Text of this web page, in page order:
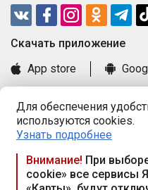
Для обеспечения
используются cookies.
Узнать подробнее
Внимание! При
cookie» все сервисы
Cкачать приложение
App store
Книга замечаний и
Правила и документы
Praca.by © 2000—2026, ООО
Республика Беларусь,
117а, пом. № 9.